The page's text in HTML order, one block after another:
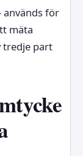
används för
mäta
tredje part